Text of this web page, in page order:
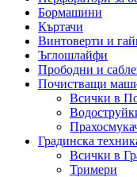
Бормашини
Къртачи
Винтоверти и
Ъглошлайфи
Прободни и
Почистващи
Всички в
Градинска
Всички в
Тримери